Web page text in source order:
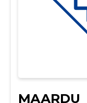
MAARDU